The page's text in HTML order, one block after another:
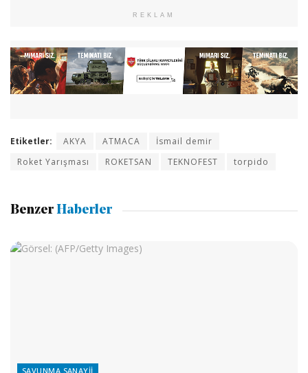
REKLAM
Etiketler: AKYA ATMACA
İsmail demir
Roket Yarışması
ROKETSAN TEKNOFEST torpido
Benzer Haberler
SAVUNMA SANAYII